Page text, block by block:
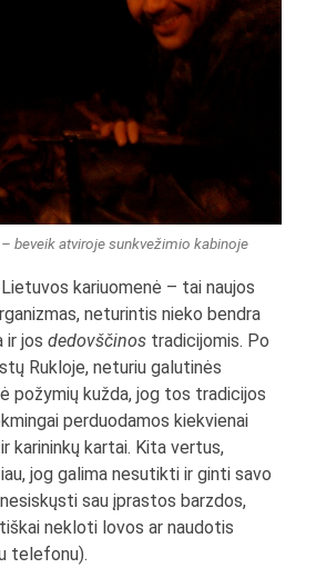
beveik atviroje sunkvežimio kabinoje
kariuomenė – tai naujos
neturintis nieko bendra
ir josdedovščinos tradicijomis. Po
Rukloje, neturiu galutinės
požymių kužda, jog tos tradicijos
perduodamos kiekvienai
karininkų kartai. Kita vertus,
jog galima nesutikti ir ginti savo
sau įprastos barzdos,
nekloti lovos ar naudotis
telefonu).